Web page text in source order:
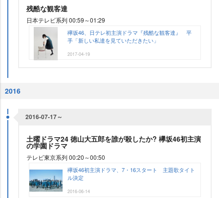
残酷な観客達
日本テレビ系列 00:59～01:29
欅坂46、日テレ初主演ドラマ『残酷な観客達』 平
手「新しい私達を見ていただきたい」
2017-04-19
2016
2016-07-17～
土曜ドラマ24 徳山大五郎を誰が殺したか? 欅坂46初主演
の学園ドラマ
テレビ東京系列 00:20～00:50
欅坂46初主演ドラマ、7・16スタート 主題歌タイト
ル決定
2016-06-14